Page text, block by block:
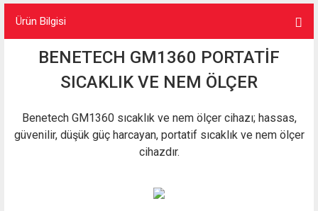
Ürün Bilgisi
BENETECH GM1360 PORTATİF
SICAKLIK VE NEM ÖLÇER
Benetech GM1360 sıcaklık ve nem ölçer cihazı; hassas,
güvenilir, düşük güç harcayan, portatif sıcaklık ve nem ölçer
cihazdır.